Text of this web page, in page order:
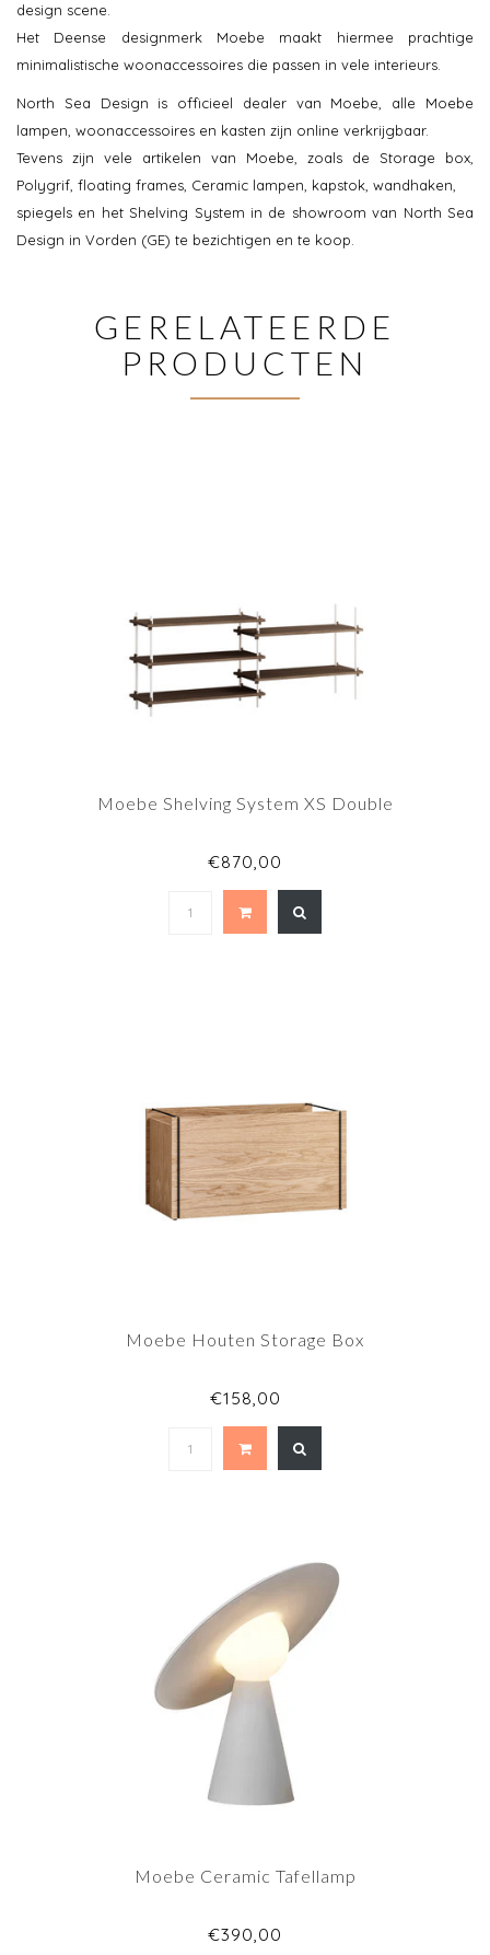
design scene.
Het Deense designmerk Moebe maakt hiermee prachtige
minimalistische woonaccessoires die passen in vele interieurs.
North Sea Design is officieel dealer van Moebe, alle Moebe
lampen, woonaccessoires en kasten zijn online verkrijgbaar.
Tevens zijn vele artikelen van Moebe, zoals de Storage box,
Polygrif, floating frames, Ceramic lampen, kapstok, wandhaken,
spiegels en het Shelving System in de showroom van North Sea
Design in Vorden (GE) te bezichtigen en te koop.
GERELATEERDE
PRODUCTEN
Moebe Shelving System XS Double
€870,00
Moebe Houten Storage Box
€158,00
Moebe Ceramic Tafellamp
€390,00